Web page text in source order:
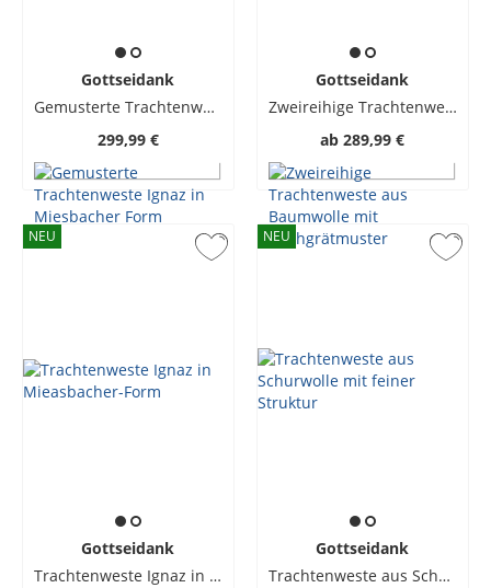
Gottseidank
Gemusterte Trachtenweste Ignaz in Miesbacher Form
299,99 €
Gottseidank
Zweireihige Trachtenweste aus Baumwolle mit Fischgrätmuster
ab 289,99 €
NEU
Gottseidank
Trachtenweste Ignaz in Mieasbacher-Form
NEU
Gottseidank
Trachtenweste aus Schurwolle mit feiner Struktur